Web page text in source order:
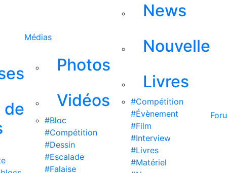
de
Médias
Photos
Vidéos
#Bloc
#Compétition
#Dessin
#Escalade
#Falaise
News
Nouvelle
Livres
#Compétition
#Évènement
#Film
#Interview
#Livres
#Matériel